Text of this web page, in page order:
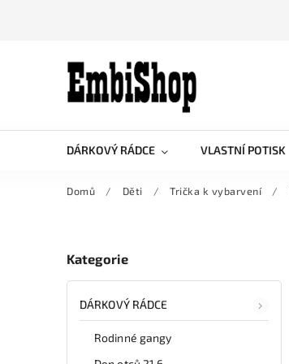
DÁRKOVÝ RÁDCE VLASTNÍ POTISK
Domů / Děti / Trička k vybarvení /
Kategorie
DÁRKOVÝ RÁDCE
Rodinné gangy